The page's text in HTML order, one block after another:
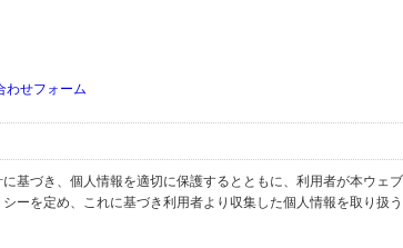
わせフォーム
基づき、個人情報を適切に保護するとともに、利用者が本ウェ
ーを定め、これに基づき利用者より収集した個人情報を取り扱